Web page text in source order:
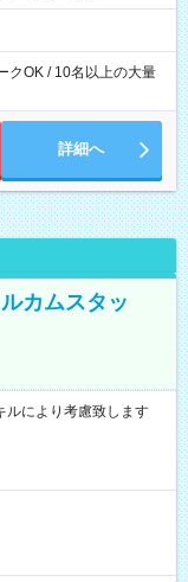
クOK / 10名以上の大量
詳細へ
カムスタッ
により考慮致します